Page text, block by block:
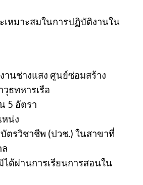
เหมาะสมในการปฏิบัติงานใน
านช่างแสง ศูนย์ซ่อมสร้าง
ธทหารเรือ
5 อัตรา
น่ง
รวิชาชีพ (ปวช.) ในสาขาที่
ล
ด้ผ่านการเรียนการสอนใน